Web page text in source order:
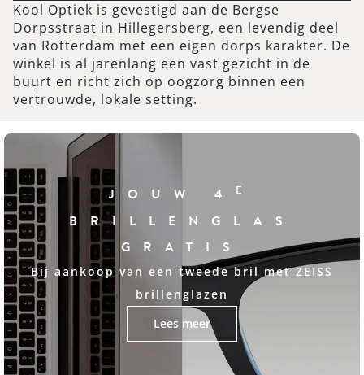
Kool Optiek is gevestigd aan de Bergse
Dorpsstraat in Hillegersberg, een levendig deel
van Rotterdam met een eigen dorps karakter. De
winkel is al jarenlang een vast gezicht in de
buurt en richt zich op oogzorg binnen een
vertrouwde, lokale setting.
JOUW 4 E
BRILLENGLAS
GRATIS
Bij aankoop van een tweede bril met ZEISS
brillenglazen
Lees meer